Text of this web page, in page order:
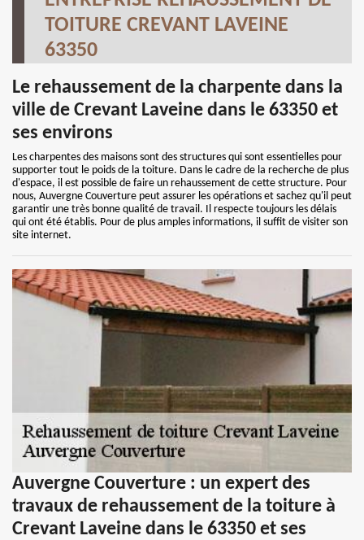
TOITURE CREVANT LAVEINE
63350
Le rehaussement de la charpente dans la
ville de Crevant Laveine dans le 63350 et
ses environs
Les charpentes des maisons sont des structures qui sont essentielles pour
supporter tout le poids de la toiture. Dans le cadre de la recherche de plus
d'espace, il est possible de faire un rehaussement de cette structure. Pour
nous, Auvergne Couverture peut assurer les opérations et sachez qu'il peut
garantir une très bonne qualité de travail. Il respecte toujours les délais
qui ont été établis. Pour de plus amples informations, il suffit de visiter son
site internet.
Auvergne Couverture : un expert des
travaux de rehaussement de la toiture à
Crevant Laveine dans le 63350 et ses